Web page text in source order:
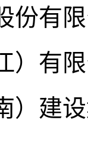
份有
）有
）建